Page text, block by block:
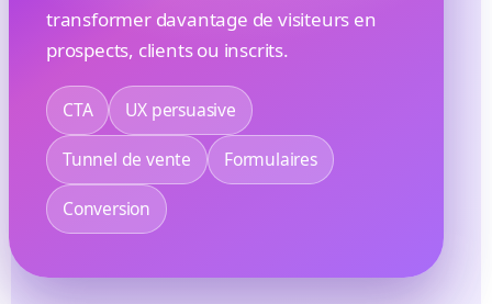
transformer davantage de visiteurs en
prospects, clients ou inscrits.
CTA UX persuasive
Tunnel de vente Formulaires
Conversion